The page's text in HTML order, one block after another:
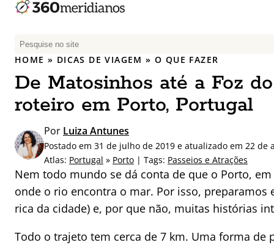
P
e
q
u
i
a
r
p
o
:
HOME » DICAS DE VIAGEM »O QUE FAZER
De Matosinhos até a Foz
roteiro em Porto, Portugal
Por Luiza Antunes
Postado em 31 de julho de 2019 e atualizado em 22 de
Atlas: Portugal » Porto | Tags: Passeios e Atrações
Nem todo mundo se dá conta de que o Porto,
onde o rio encontra o mar. Por isso,
rica da cidade) e, por que não, muitas histórias
Todo o trajeto tem cerca de 7 km. Uma forma